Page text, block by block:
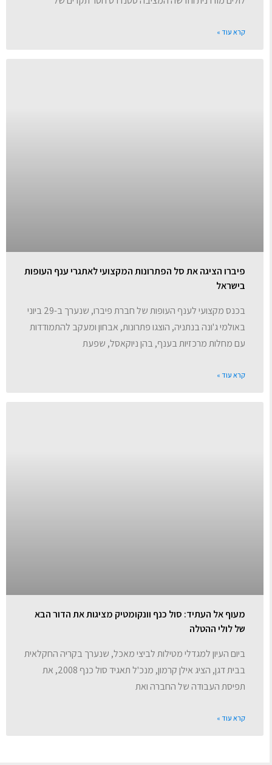
קרא עוד »
פיברו הציגה את סל הפתרונות המקצועי לאתגרי ענף העופות
בישראל
בכנס מקצועי לענף העופות של חברת פיברו, שנערך ב-29 ביוני
באולמי ג'ונה בנתניה, הוצגו פתרונות, אבחון ומעקב להתמודדות
עם מחלות מרכזיות בענף, בהן ניוקאסל, שפעת
קרא עוד »
מעוף אל העתיד: סול כנף וונקומטיק מציגות את הדור הבא
של לולי ההטלה
ביום העיון למגדלי מטילות לביצי מאכל, שנערך בקריה החקלאית
בבית דגן, הציג אילן קרמון, מנכ'ל תאגיד סול כנף 2008, את
תפיסת העבודה של החברה ואת
קרא עוד »